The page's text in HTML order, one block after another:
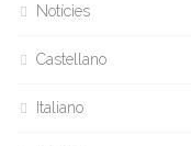
Notícies
Castellano
Italiano